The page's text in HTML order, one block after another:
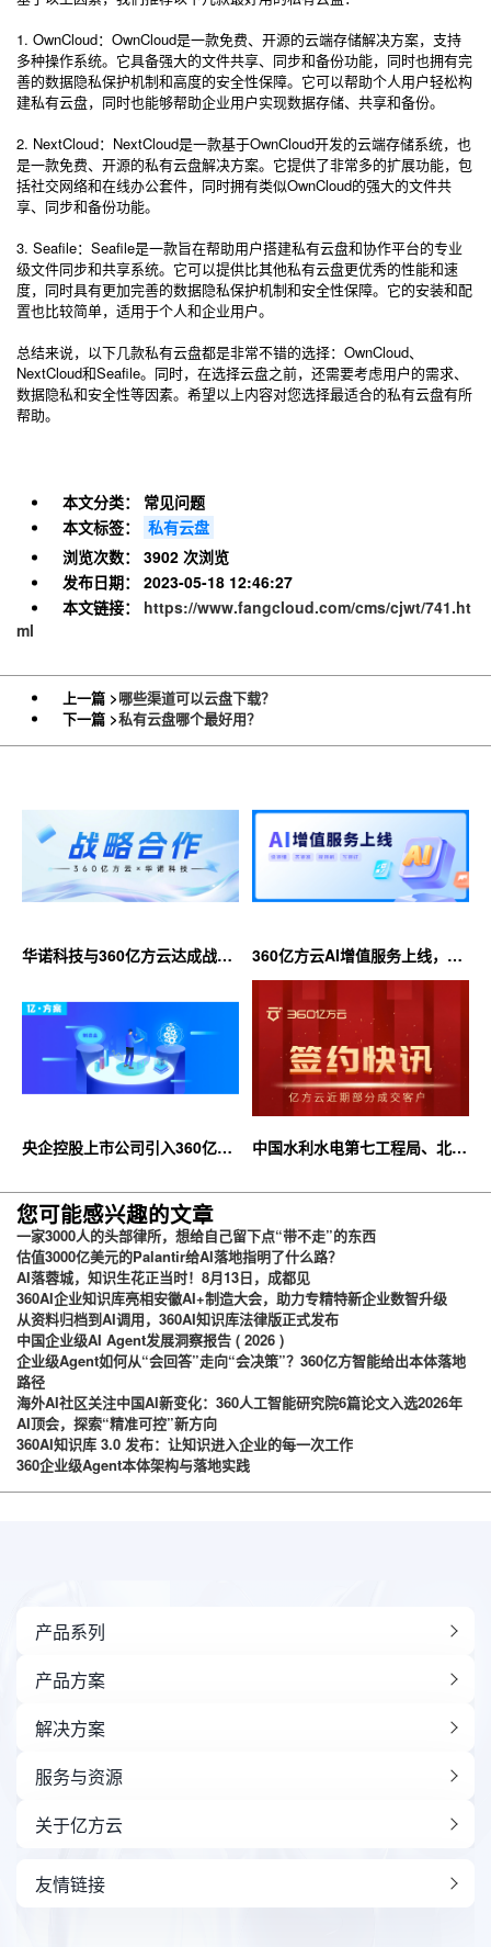
1. OwnCloud：OwnCloud是一款免费、开源的云端存储解决方案，支持
多种操作系统。它具备强大的文件共享、同步和备份功能，同时也拥有完
善的数据隐私保护机制和高度的安全性保障。它可以帮助个人用户轻松构
建私有云盘，同时也能够帮助企业用户实现数据存储、共享和备份。
2. NextCloud：NextCloud是一款基于OwnCloud开发的云端存储系统，也
是一款免费、开源的私有云盘解决方案。它提供了非常多的扩展功能，包
括社交网络和在线办公套件，同时拥有类似OwnCloud的强大的文件共
享、同步和备份功能。
3. Seafile：Seafile是一款旨在帮助用户搭建私有云盘和协作平台的专业
级文件同步和共享系统。它可以提供比其他私有云盘更优秀的性能和速
度，同时具有更加完善的数据隐私保护机制和安全性保障。它的安装和配
置也比较简单，适用于个人和企业用户。
总结来说，以下几款私有云盘都是非常不错的选择：OwnCloud、
NextCloud和Seafile。同时，在选择云盘之前，还需要考虑用户的需求、
数据隐私和安全性等因素。希望以上内容对您选择最适合的私有云盘有所
帮助。
本文分类：
常见问题
本文标签：
私有云盘
浏览次数：
3902 次浏览
发布日期：
2023-05-18 12:46:27
本文链接：
https://www.fangcloud.com/cms/cjwt/741.ht
ml
上一篇 >哪些渠道可以云盘下载？
下一篇 >私有云盘哪个最好用？
华诺科技与360亿方云达成战略
360亿方云AI增值服务上线，超
大限时优惠等你来！
央企控股上市公司引入360亿方
台
中国水利水电第七工程局、北京
您可能感兴趣的文章
一家3000人的头部律所，想给自己留下点“带不走”的东西
估值3000亿美元的Palantir给AI落地指明了什么路？
AI落蓉城，知识生花正当时！8月13日，成都见
360AI企业知识库亮相安徽AI+制造大会，助力专精特新企业数智升级
从资料归档到AI调用，360AI知识库法律版正式发布
中国企业级AI Agent发展洞察报告 ( 2026 )
企业级Agent如何从“会回答”走向“会决策”？360亿方智能给出本体落地
路径
海外AI社区关注中国AI新变化：360人工智能研究院6篇论文入选2026年
AI顶会，探索“精准可控”新方向
360AI知识库 3.0 发布：让知识进入企业的每一次工作
360企业级Agent本体架构与落地实践
产品系列
产品方案
解决方案
服务与资源
关于亿方云
友情链接